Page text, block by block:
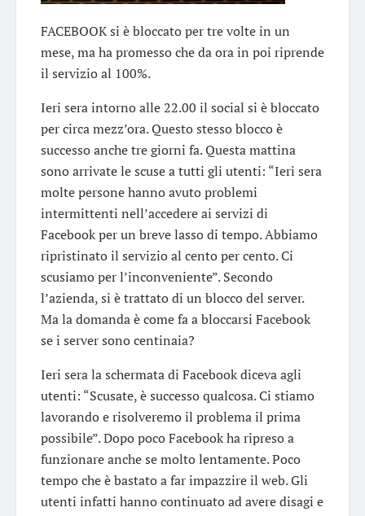
FACEBOOK si è bloccato per tre volte in un
mese, ma ha promesso che da ora in poi riprende
il servizio al 100%.
Ieri sera intorno alle 22.00 il social si è bloccato
per circa mezz’ora. Questo stesso blocco è
successo anche tre giorni fa. Questa mattina
sono arrivate le scuse a tutti gli utenti: “Ieri sera
molte persone hanno avuto problemi
intermittenti nell’accedere ai servizi di
Facebook per un breve lasso di tempo. Abbiamo
ripristinato il servizio al cento per cento. Ci
scusiamo per l’inconveniente”. Secondo
l’azienda, si è trattato di un blocco del server.
Ma la domanda è come fa a bloccarsi Facebook
se i server sono centinaia?
Ieri sera la schermata di Facebook diceva agli
utenti: “Scusate, è successo qualcosa. Ci stiamo
lavorando e risolveremo il problema il prima
possibile”. Dopo poco Facebook ha ripreso a
funzionare anche se molto lentamente. Poco
tempo che è bastato a far impazzire il web. Gli
utenti infatti hanno continuato ad avere disagi e